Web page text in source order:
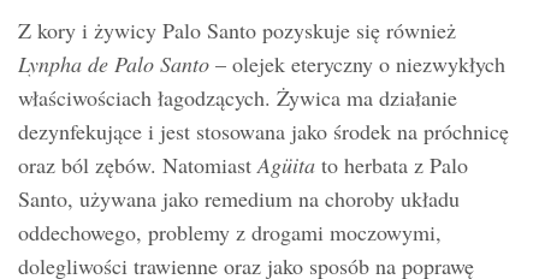
Z kory i żywicy Palo Santo pozyskuje się również
Lynpha de Palo Santo – olejek eteryczny o niezwykłych
właściwościach łagodzących. Żywica ma działanie
dezynfekujące i jest stosowana jako środek na próchnicę
oraz ból zębów. NatomiastAgüita to herbata z Palo
Santo, używana jako remedium na choroby układu
oddechowego, problemy z drogami moczowymi,
dolegliwości trawienne oraz jako sposób na poprawę